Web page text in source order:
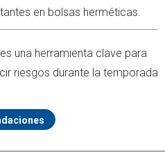
en bolsas herméticas.
una herramienta clave para
riesgos durante la temporada